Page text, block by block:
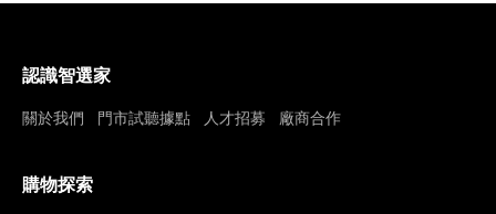
認識智選家
關於我們 門市試聽據點 人才招募 廠商合作
購物探索